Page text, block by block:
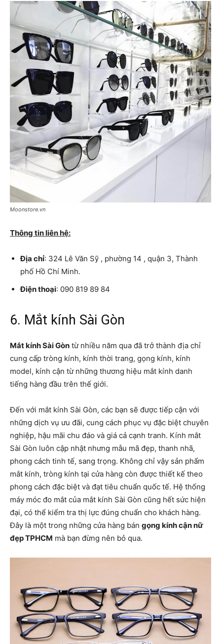
Moonstore.vn
Thông tin liên hệ:
Địa chỉ: 324 Lê Văn Sỹ , phường 14 , quận 3, Thành
phố Hồ Chí Minh.
Điện thoại: 090 819 89 84
6. Mắt kính Sài Gòn
Mắt kính Sài Gòn từ nhiều năm qua đã trở thành địa chỉ
cung cấp tròng kính, kính thời trang, gọng kính, kính
model, kính cận từ những thương hiệu mắt kính danh
tiếng hàng đầu trên thế giới.
Đến với mắt kính Sài Gòn, các bạn sẽ được tiếp cận với
những dịch vụ ưu đãi, cung cách phục vụ đặc biệt chuyên
nghiệp, hậu mãi chu đáo và giá cả cạnh tranh. Kính mắt
Sài Gòn luôn cập nhật nhưng mẫu mã đẹp, thanh nhã,
phong cách tinh tế, sang trọng. Không chỉ vậy sản phẩm
mắt kính, tròng kính tại cửa hàng còn được thiết kế theo
phong cách đặc biệt và đạt tiêu chuẩn quốc tế. Hệ thống
máy móc đo mắt của mắt kính Sài Gòn cũng hết sức hiện
đại, có thể kiểm tra thị lực đúng chuẩn cho khách hàng.
Đây là một trong những cửa hàng bán gọng kính cận nữ
đẹp TPHCM mà bạn đừng nên bỏ qua.